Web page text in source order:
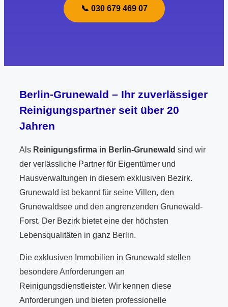
📞 030 679 469 07
Berlin-Grunewald – Ihr zuverlässiger
Reinigungspartner seit über 20
Jahren
Als Reinigungsfirma in Berlin-Grunewald sind wir
der verlässliche Partner für Eigentümer und
Hausverwaltungen in diesem exklusiven Bezirk.
Grunewald ist bekannt für seine Villen, den
Grunewaldsee und den angrenzenden Grunewald-
Forst. Der Bezirk bietet eine der höchsten
Lebensqualitäten in ganz Berlin.
Die exklusiven Immobilien in Grunewald stellen
besondere Anforderungen an
Reinigungsdienstleister. Wir kennen diese
Anforderungen und bieten professionelle